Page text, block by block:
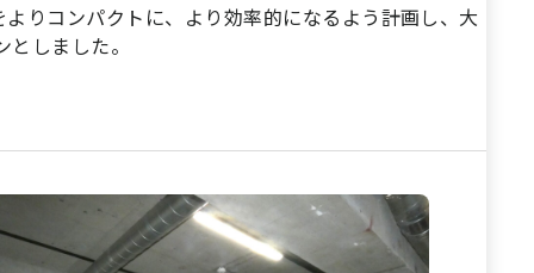
りコンパクトに、より効率的になるよう計画し、大
しました。